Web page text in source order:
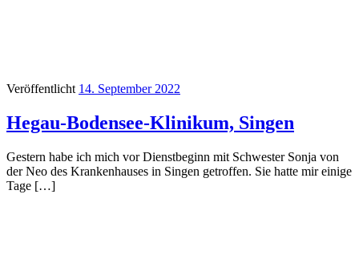
Veröffentlicht 14. September 2022
Hegau-Bodensee-Klinikum, Singen
Gestern habe ich mich vor Dienstbeginn mit Schwester Sonja von
der Neo des Krankenhauses in Singen getroffen. Sie hatte mir einige
Tage […]